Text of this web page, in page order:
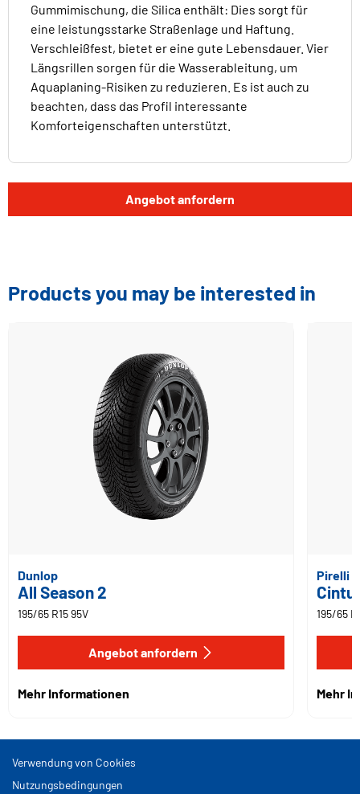
Gummimischung, die Silica enthält: Dies sorgt für
eine leistungsstarke Straßenlage und Haftung.
Verschleißfest, bietet er eine gute Lebensdauer. Vier
Längsrillen sorgen für die Wasserableitung, um
Aquaplaning-Risiken zu reduzieren. Es ist auch zu
beachten, dass das Profil interessante
Komforteigenschaften unterstützt.
Angebot anfordern
Products you may be interested in
Dunlop
All Season 2
195/65 R15 95V
Angebot anfordern
Mehr Informationen
Pirelli
195/65
Mehr
Verwendung von Cookies
Nutzungsbedingungen